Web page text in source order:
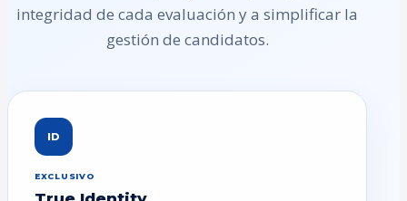
integridad de cada evaluación y a simplificar la
gestión de candidatos.
ID
EXCLUSIVO